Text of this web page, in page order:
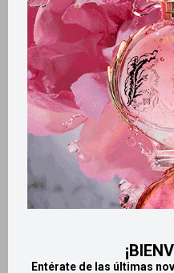
Entérate de las últimas
Métodos
Retiros
Productos que